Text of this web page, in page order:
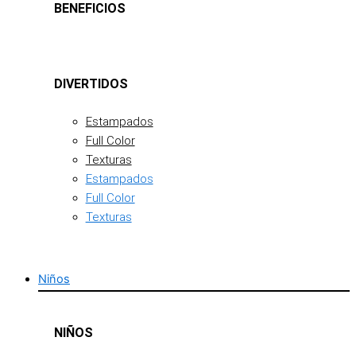
BENEFICIOS
DIVERTIDOS
Estampados
Full Color
Texturas
Estampados
Full Color
Texturas
Niños
NIÑOS